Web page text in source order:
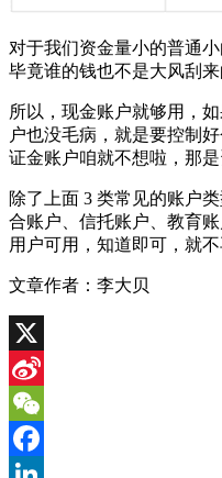
对于我们资金量小的普通
毕竟谁的钱也不是大风刮来
所以，现金账户就够用，
户也没毛病，就是要控制
证金账户咱就不想啦，那
除了上面 3 类常见的账户
合账户、信托账户、教育
用户可用，知道即可，就不
文章作者：李大贝
X
Sina
Weibo
WeChat
Facebook